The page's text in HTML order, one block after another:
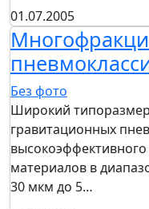
01.07.2005
Без фото
Широкий
гравитационных
материалов в
30 мкм до 5…